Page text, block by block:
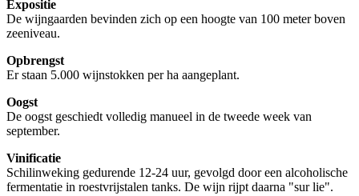
Expositie
De wijngaarden bevinden zich op een hoogte van 100 meter boven
zeeniveau.
Opbrengst
Er staan 5.000 wijnstokken per ha aangeplant.
Oogst
De oogst geschiedt volledig manueel in de tweede week van
september.
Vinificatie
Schilinweking gedurende 12-24 uur, gevolgd door een alcoholische
fermentatie in roestvrijstalen tanks. De wijn rijpt daarna "sur lie".